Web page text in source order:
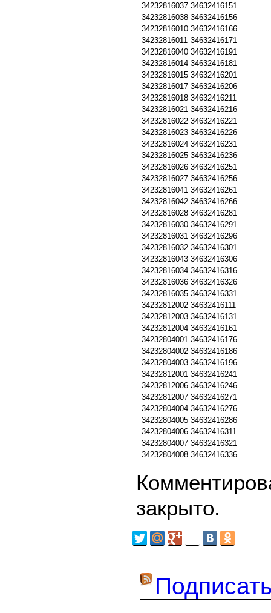
34232816037 34632416151
34232816038 34632416156
34232816010 34632416166
34232816011 34632416171
34232816040 34632416191
34232816014 34632416181
34232816015 34632416201
34232816017 34632416206
34232816018 34632416211
34232816021 34632416216
34232816022 34632416221
34232816023 34632416226
34232816024 34632416231
34232816025 34632416236
34232816026 34632416251
34232816027 34632416256
34232816041 34632416261
34232816042 34632416266
34232816028 34632416281
34232816030 34632416291
34232816031 34632416296
34232816032 34632416301
34232816043 34632416306
34232816034 34632416316
34232816036 34632416326
34232816035 34632416331
34232812002 34632416111
34232812003 34632416131
34232812004 34632416161
34232804001 34632416176
34232804002 34632416186
34232804003 34632416196
34232812001 34632416241
34232812006 34632416246
34232812007 34632416271
34232804004 34632416276
34232804005 34632416286
34232804006 34632416311
34232804007 34632416321
34232804008 34632416336
закрыто.